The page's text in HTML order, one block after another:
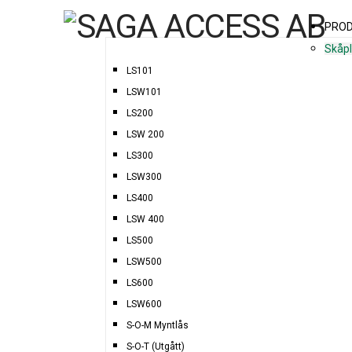
LS101
LSW101
LS200
LSW 200
LS300
LSW300
LS400
LSW 400
LS500
LSW500
LS600
LSW600
S-O-M Myntlås
S-O-T (Utgått)